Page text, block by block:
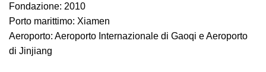
Fondazione: 2010
Porto marittimo: Xiamen
Aeroporto: Aeroporto Internazionale di Gaoqi e Aeroporto
di Jinjiang